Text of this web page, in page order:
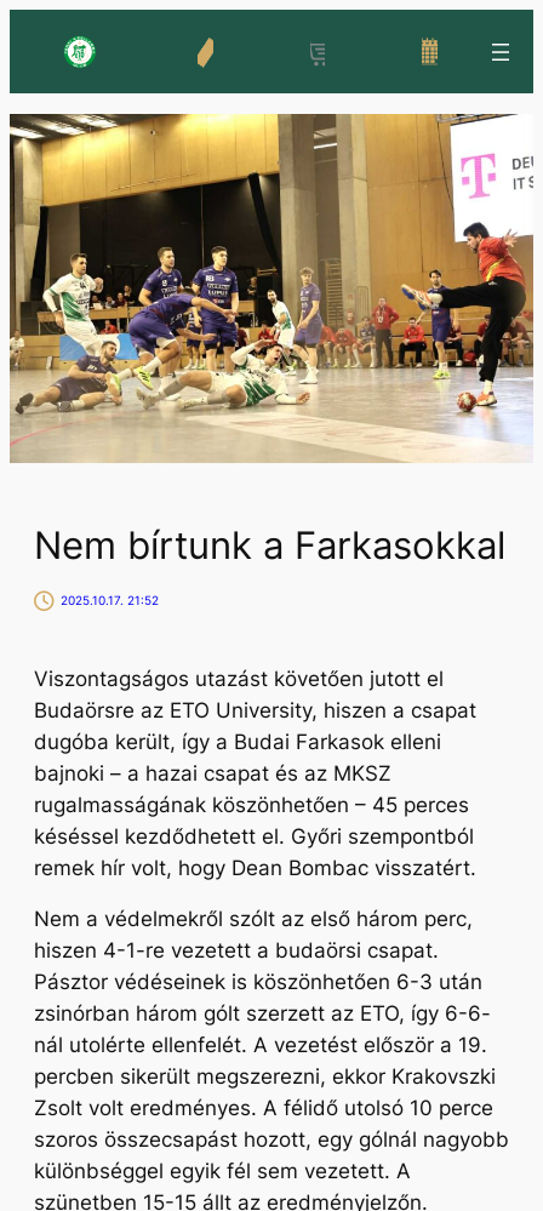
tartalomhoz
Nem bírtunk a Farkasokkal
2025.10.17. 21:52
Viszontagságos utazást követően jutott el
Budaörsre az ETO University, hiszen a csapat
dugóba került, így a Budai Farkasok elleni
bajnoki – a hazai csapat és az MKSZ
rugalmasságának köszönhetően – 45 perces
késéssel kezdődhetett el. Győri szempontból
remek hír volt, hogy Dean Bombac visszatért.
Nem a védelmekről szólt az első három perc,
hiszen 4-1-re vezetett a budaörsi csapat.
Pásztor védéseinek is köszönhetően 6-3 után
zsinórban három gólt szerzett az ETO, így 6-6-
nál utolérte ellenfelét. A vezetést először a 19.
percben sikerült megszerezni, ekkor Krakovszki
Zsolt volt eredményes. A félidő utolsó 10 perce
szoros összecsapást hozott, egy gólnál nagyobb
különbséggel egyik fél sem vezetett. A
szünetben 15-15 állt az eredményjelzőn.